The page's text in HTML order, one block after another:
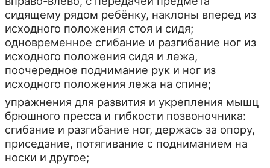
сидящему рядом ребёнку, наклоны вперед из
исходного положения стоя и сидя;
одновременное сгибание и разгибание ног из
исходного положения сидя и лежа,
поочередное поднимание рук и ног из
исходного положения лежа на спине;
упражнения для развития и укрепления мышц
брюшного пресса и гибкости позвоночника:
сгибание и разгибание ног, держась за опору,
приседание, потягивание с подниманием на
носки и другое;